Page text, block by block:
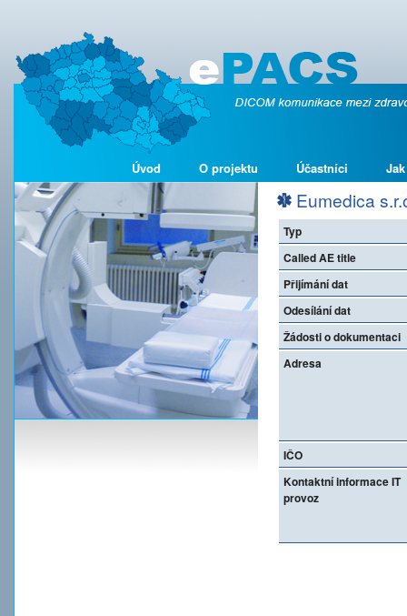
Úvod O projektu Účastníci
Eumedica
Typ
Called AE title
Přijímání dat
Odesílání dat
Žádosti o dokumentaci
Adresa
IČO
Kontaktní informace IT
provoz